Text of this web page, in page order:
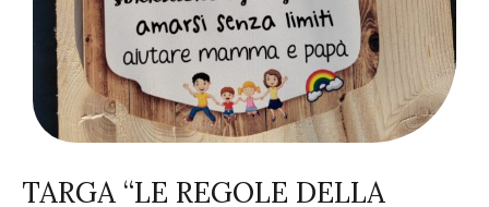
TARGA “LE REGOLE DELLA